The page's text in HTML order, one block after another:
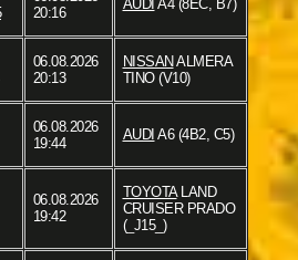
20:16
AUDI A4 (8EC, B7)
06.08.2026
20:13
NISSAN ALMERA
TINO (V10)
06.08.2026
19:44
AUDI A6 (4B2, C5)
06.08.2026
19:42
TOYOTALAND
CRUISER PRADO
(_J15_)